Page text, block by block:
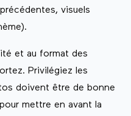
visuels
et au format des
Privilégiez les
doivent être de bonne
mettre en avant la